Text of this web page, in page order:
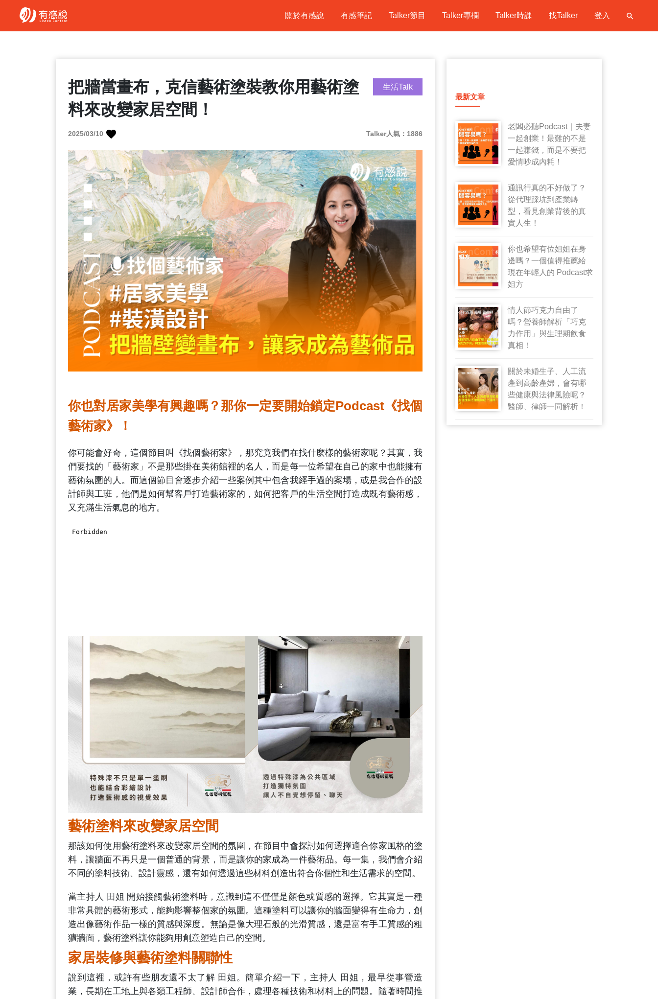
關於有感說 有感筆記 Talker節目 Talker專欄 Talker時課 找Talker 登入
把牆當畫布，克信藝術塗裝教你用藝術塗
料來改變家居空間！
生活Talk
2025/03/10 Talker人氣：1886
你也對居家美學有興趣嗎？那你一定要開始鎖定Podcast《找個
藝術家》！
你可能會好奇，這個節目叫《找個藝術家》，那究竟我們在找什麼樣的藝術家呢？其實，我
們要找的「藝術家」不是那些掛在美術館裡的名人，而是每一位希望在自己的家中也能擁有
藝術氛圍的人。而這個節目會逐步介紹一些案例其中包含我經手過的案場，或是我合作的設
計師與工班，他們是如何幫客戶打造藝術家的，如何把客戶的生活空間打造成既有藝術感，
又充滿生活氣息的地方。
藝術塗料來改變家居空間
那該如何使用藝術塗料來改變家居空間的氛圍，在節目中會探討如何選擇適合你家風格的塗
料，讓牆面不再只是一個普通的背景，而是讓你的家成為一件藝術品。每一集，我們會介紹
不同的塗料技術、設計靈感，還有如何透過這些材料創造出符合你個性和生活需求的空間。
當主持人 田姐 開始接觸藝術塗料時，意識到這不僅僅是顏色或質感的選擇。它其實是一種
非常具體的藝術形式，能夠影響整個家的氛圍。這種塗料可以讓你的牆面變得有生命力，創
造出像藝術作品一樣的質感與深度。無論是像大理石般的光滑質感，還是富有手工質感的粗
獷牆面，藝術塗料讓你能夠用創意塑造自己的空間。
家居裝修與藝術塗料關聯性
說到這裡，或許有些朋友還不太了解 田姐。簡單介紹一下，主持人 田姐，最早從事營造
業，長期在工地上與各類工程師、設計師合作，處理各種技術和材料上的問題。隨著時間推
最新文章
老闆必聽Podcast｜夫妻
一起創業！最難的不是
一起賺錢，而是不要把
愛情吵成內耗！
通訊行真的不好做了？
從代理踩坑到產業轉
型，看見創業背後的真
實人生！
你也希望有位姐姐在身
邊嗎？一個值得推薦給
現在年輕人的 Podcast求
姐方
情人節巧克力自由了
嗎？營養師解析「巧克
力作用」與生理期飲食
真相！
關於未婚生子、人工流
產到高齡產婦，會有哪
些健康與法律風險呢？
醫師、律師一同解析！